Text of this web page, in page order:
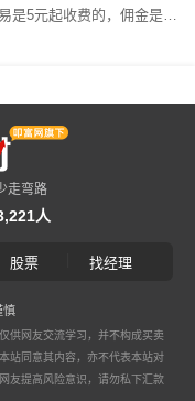
平安证券默认佣金一般是万3左右的，单笔交易是5元起收费的，佣金是双向收取的，如果想要一个低佣金的账户，可以联系平安证券的线上客户经理协商，客户经理隶属网金部，他们有优惠的权限，可以根据您的需求来调整优惠，开户的话只需要准备好自己的身份证、银行卡，然后按照客户经理的指导，几分钟就可以办理完成了。平安证券开通低佣金证券账户的流程：1.联系平安证券的客户经理拿到低佣金开户二维码；2.根据软件提示上传自己的身份证正反面照片，照片一定要清晰无遮挡；3.视频语音的认证，核实确定身份信息是本人开通...
走弯路
人
股票 找经理
慎
供网友交流学习，并不构成买卖
站同意其内容，亦不代表本站对
友提高风险意识，请勿私下汇款